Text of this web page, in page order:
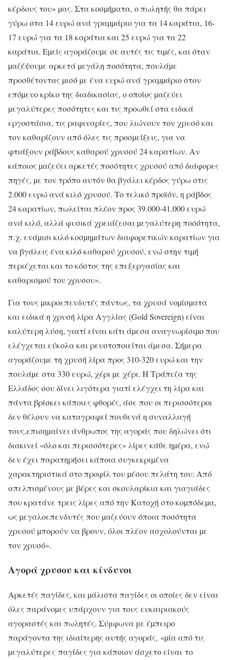
κέρδους του» µας. Στα κοσµήµατα, ο πωλητής θα πάρει
γύρω στα 14 ευρώ ανά γραµµάριο για τα 14 καράτια, 16-
17 ευρώ για τα 18 καράτια και 25 ευρώ για τα 22
καράτια. Εµείς αγοράζουµε σε αυτές τις τιµές, και όταν
µαζέψουµε αρκετά µεγάλη ποσότητα, πουλάµε
προσθέτοντας µισό µε ένα ευρώ ανά γραµµάριο στον
επόµενο κρίκο της διαδικασίας, ο οποίος µαζεύει
µεγαλύτερες ποσότητες και τις προωθεί στα ειδικά
εργοστάσια, τις ραφιναρίες, που λιώνουν τον χρυσό και
τον καθαρίζουν από όλες τις προσµείξεις, για να
φτιάξουν ράβδους καθαρού χρυσού 24 καρατίων. Αν
κάποιος µαζεύει αρκετές ποσότητες χρυσού από διάφορες
πηγές, µε τον τρόπο αυτόν θα βγάλει κέρδος γύρω στις
2.000 ευρώ ανά κιλό χρυσού. Το τελικό προϊόν, η ράβδος
24 καρατίων, πωλείται πλέον προς 39.000-41.000 ευρώ
ανά κιλό, αλλά φυσικά χρειάζεσαι µεγαλύτερη ποσότητα,
π.χ. ενάµισι κιλό κοσµηµάτων διαφορετικών καρατίων για
να βγάλεις ένα κιλό καθαρού χρυσού, ενώ στην τιµή
περιέχεται και το κόστος της επεξεργασίας και
καθαρισµού του χρυσου».
Για τους µικροεπενδυτές πάντως, τα χρυσά νοµίσµατα
και ειδικά η χρυσή λίρα Αγγλίας (Gold Sovereign) είναι
καλύτερη λύση, γιατί είναι κάτι άµεσα αναγνωρίσιµο που
ελέγχεται εύκολα και ρευστοποιείται άµεσα. Σήµερα
αγοράζουµε τη χρυσή λίρα προς 310-320 ευρώ και την
πουλάµε στα 330 ευρώ, χέρι µε χέρι. Η Τράπεζα της
Ελλάδος σου δίνει λιγότερα γιατί ελέγχει τη λίρα και
πάντα βρίσκει κάποιες φθορές, άσε που οι περισσότεροι
δεν θέλουν να καταγραφεί πουθενά η συναλλαγή
τους,επισηµαίνει άνθρωπος της αγοράς που δηλώνει ότι
διακινεί «όλο και περισσότερες» λίρες κάθε ηµέρα, ενώ
δεν έχει παρατηρήσει κάποια συγκεκριµένα
χαρακτηριστικά στο προφίλ του µέσου πελάτη του: Από
απελπισµένους µε βέρες και σκουλαρίκια και γιαγιάδες
που κρατάνε τρεις λίρες από την Κατοχή στο κοµπόδεµα,
ως µεγαλοεπενδυτές που µαζεύουν όποια ποσότητα
χρυσού µπορούν να βρουν, όλοι πλέον ασχολούνται µε
τον χρυσό».
Αγορά χρυσου και κίνδυνοι
Αρκετές παγίδες, και µάλιστα παγίδες οι οποίες δεν είναι
όλες παράνοµες υπάρχουν για τους ευκαιριακούς
αγοραστές και πωλητές. Σύμφωνα με έµπειρο
παράγοντα της ιδιαίτερης αυτής αγοράς, «µία από τις
µεγαλύτερες παγίδες για κάποιον άσχετο είναι το